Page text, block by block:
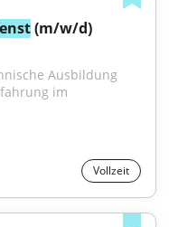
(m/w/d)
Ausbildung
Vollzeit